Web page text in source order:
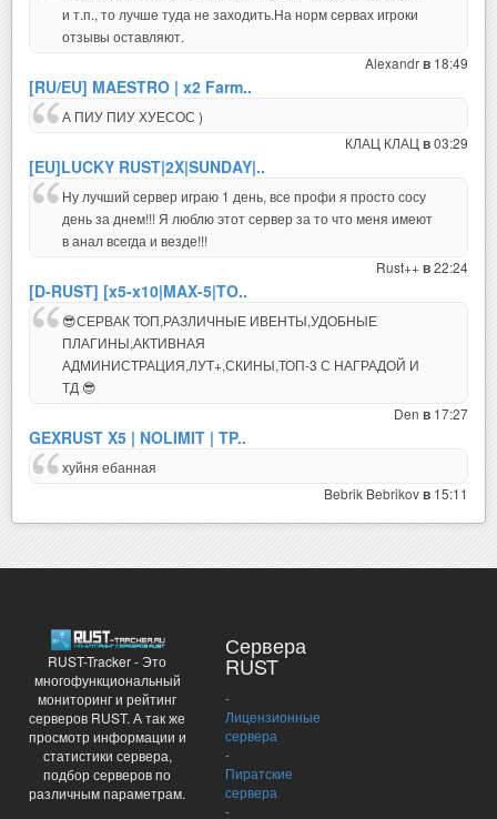
и т.п., то лучше туда не заходить.На норм сервах игроки
отзывы оставляют.
Alexandrв 18:49
[RU/EU] MAESTRO | x2 Farm..
А ПИУ ПИУ ХУЕСОС )
КЛАЦ КЛАЦ в03:29
[EU]LUCKY RUST|2X|SUNDAY|..
Ну лучший сервер играю 1 день, все профи я просто сосу
день за днем!!! Я люблю этот сервер за то что меня имеют
в анал всегда и везде!!!
Rust++ в22:24
[D-RUST] [x5-x10|MAX-5|TO..
😎СЕРВАК ТОП,РАЗЛИЧНЫЕ ИВЕНТЫ,УДОБНЫЕ
ПЛАГИНЫ,АКТИВНАЯ
АДМИНИСТРАЦИЯ,ЛУТ+,СКИНЫ,ТОП-3 С НАГРАДОЙ И
ТД 😎
Den в 17:27
GEXRUST X5 | NOLIMIT | TP..
хуйня ебанная
Bebrik Bebrikovв 15:11
RUST-Tracker - Это
многофункциональный
мониторинг и рейтинг
серверов RUST. А так же
просмотр информации и
статистики сервера,
подбор серверов по
различным параметрам.
Сервера
RUST
-
Лицензионные
сервера
-
Пиратские
сервера
-